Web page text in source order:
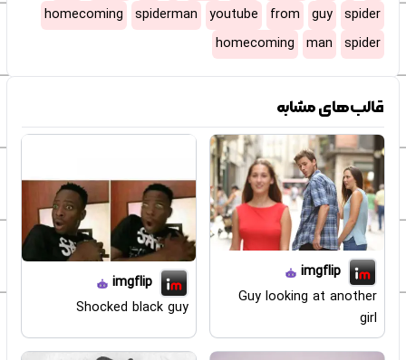
spider
guy
from
youtube
spiderman
homecoming
spider
man
homecoming
قالب‌های مشابه
imgflip
Guy looking at another
girl
imgflip
Shocked black guy